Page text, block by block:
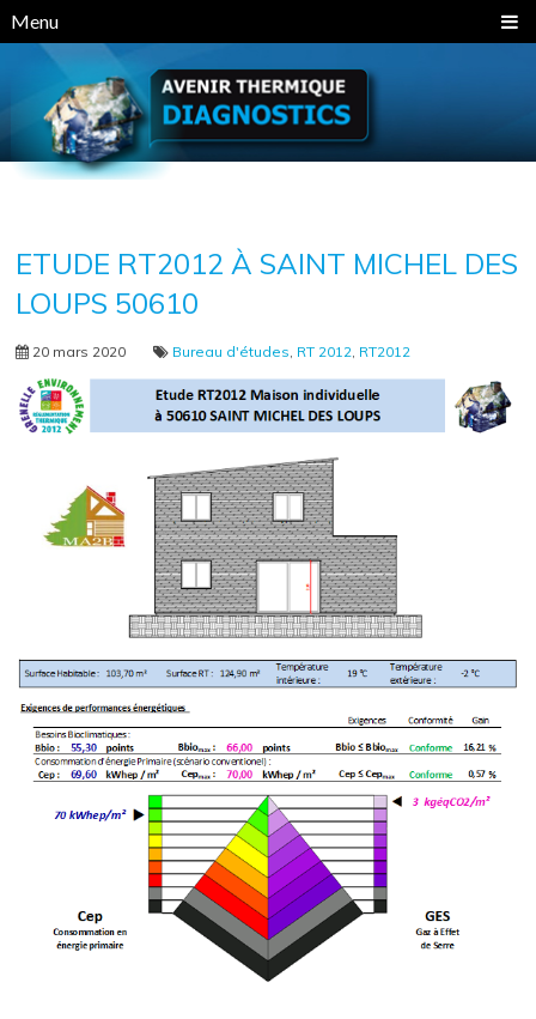
Menu
ETUDE RT2012 À SAINT MICHEL DES
LOUPS 50610
20 mars 2020 Bureau d'études RT 2012 RT2012
Panneau de gestion des cookies